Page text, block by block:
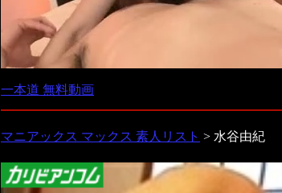
一本道 無料動画
マニアックス マックス 素人リスト > 水谷由紀